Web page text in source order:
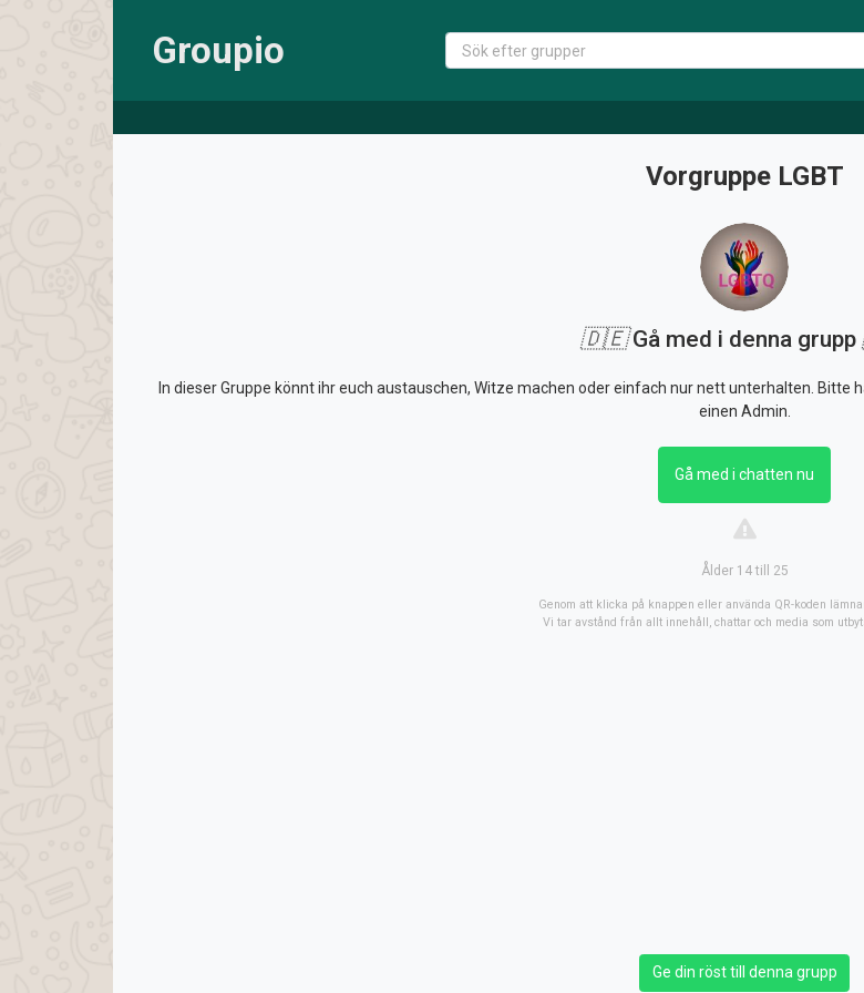
Groupio
Vorgruppe LGBT
🇩🇪Gå med i denna grupp
In dieser Gruppe könnt ihr euch austauschen, Witze machen oder einfach nur nett unterhalten.
einen Admin.
Gå med i chatten nu
Ålder 14 till 25
Genom att klicka på knappen eller använda QR-koden
Vi tar avstånd från allt innehåll, chattar och media som
Ge din röst till denna grupp